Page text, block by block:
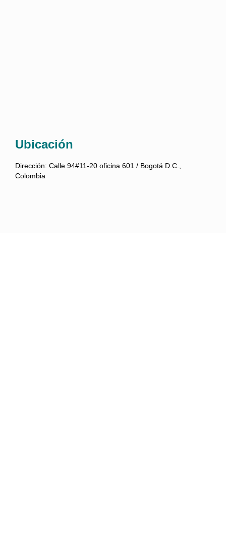
Ubicación
Dirección: Calle 94#11-20 oficina 601 / Bogotá D.C.,
Colombia